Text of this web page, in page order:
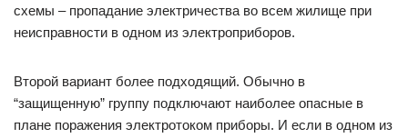
схемы – пропадание электричества во всем жилище при
неисправности в одном из электроприборов.
Второй вариант более подходящий. Обычно в
“защищенную” группу подключают наиболее опасные в
плане поражения электротоком приборы. И если в одном из